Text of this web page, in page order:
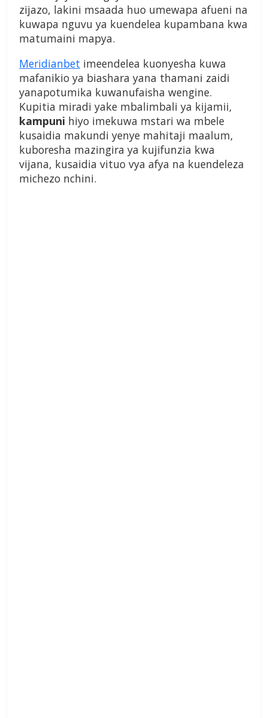
zijazo, lakini msaada huo umewapa afueni na
kuwapa nguvu ya kuendelea kupambana kwa
matumaini mapya.
Meridianbet imeendelea kuonyesha kuwa
mafanikio ya biashara yana thamani zaidi
yanapotumika kuwanufaisha wengine.
Kupitia miradi yake mbalimbali ya kijamii,
kampuni hiyo imekuwa mstari wa mbele
kusaidia makundi yenye mahitaji maalum,
kuboresha mazingira ya kujifunzia kwa
vijana, kusaidia vituo vya afya na kuendeleza
michezo nchini.